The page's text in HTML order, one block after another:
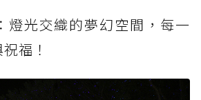
燈光交織的夢幻空間，每一
福！